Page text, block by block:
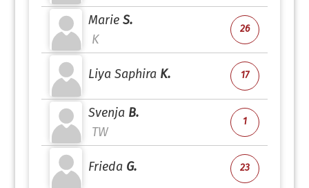
Marie S.
K
26
Liya Saphira K. 17
Svenja B.
TW
1
Frieda G. 23